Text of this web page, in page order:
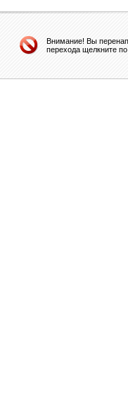
Внимание! Вы
перехода щелкните